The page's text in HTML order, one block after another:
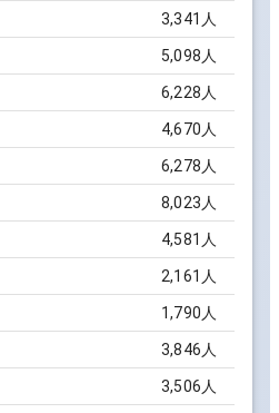
3,341 人
5,098 人
6,228 人
4,670 人
6,278 人
8,023 人
4,581 人
2,161 人
1,790 人
3,846 人
3,506 人